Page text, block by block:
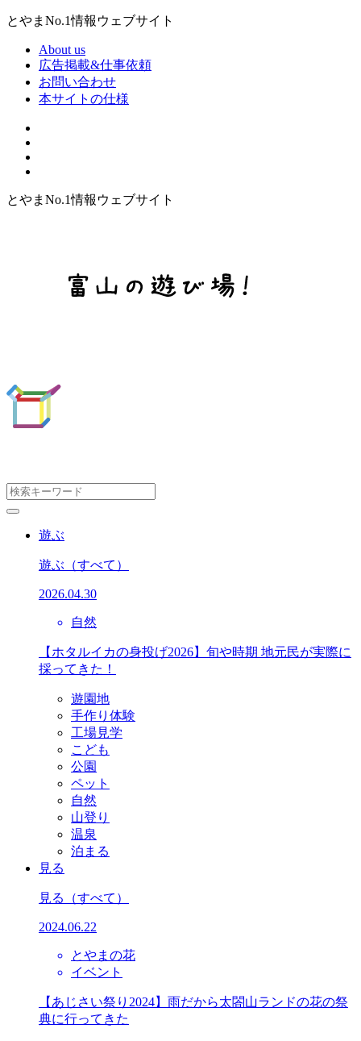
とやまNo.1情報ウェブサイト
About us
広告掲載&仕事依頼
お問い合わせ
本サイトの仕様
とやまNo.1情報ウェブサイト
遊ぶ
遊ぶ （すべて）
2026.04.30
自然
【ホタルイカの身投げ2026】旬や時期 地元民が実際に
採ってきた！
遊園地
手作り体験
工場見学
こども
公園
ペット
自然
山登り
温泉
泊まる
見る
見る （すべて）
2024.06.22
とやまの花
イベント
【あじさい祭り2024】雨だから太閤山ランドの花の祭
典に行ってきた